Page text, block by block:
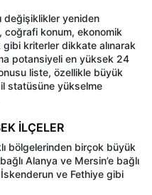
değişiklikler yeniden
konum, ekonomik
kriterler dikkate alınarak
potansiyeli en yüksek 24
liste, özellikle büyük
statüsüne yükselme
İLÇELER
bölgelerinden birçok büyük
Alanya ve Mersin’e bağlı
ve Fethiye gibi